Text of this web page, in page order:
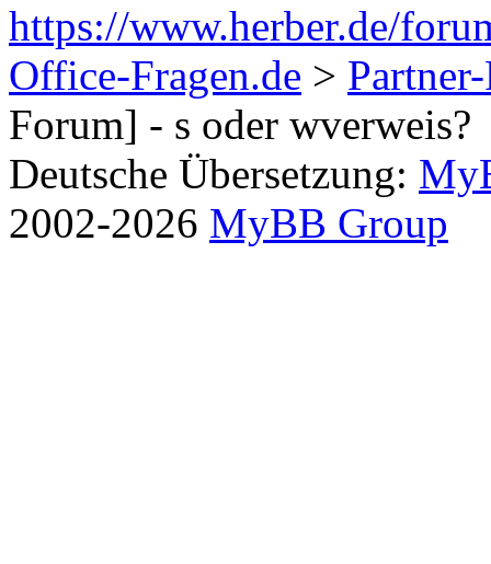
https://www.herber.de/
Office-Fragen.de >
Forum] - s oder wverweis?
Deutsche Übersetzung:
2002-2026 MyBB Group